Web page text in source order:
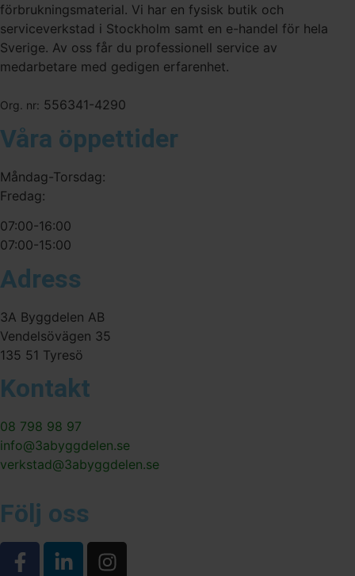
förbrukningsmaterial. Vi har en fysisk butik och
serviceverkstad i Stockholm samt en e-handel för hela
Sverige. Av oss får du professionell service av
medarbetare med gedigen erfarenhet.
Org. nr: 556341-4290
Våra öppettider
Måndag-Torsdag:
Fredag:
07:00-16:00
07:00-15:00
Adress
3A Byggdelen AB
Vendelsövägen 35
135 51 Tyresö
Kontakt
08 798 98 97
info@3abyggdelen.se
verkstad@3abyggdelen.se
Följ oss